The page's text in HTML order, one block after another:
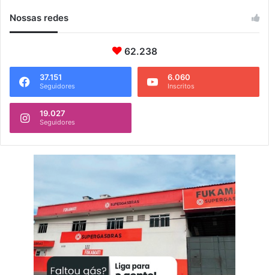
Nossas redes
62.238
37.151
Seguidores
6.060
Inscritos
19.027
Seguidores